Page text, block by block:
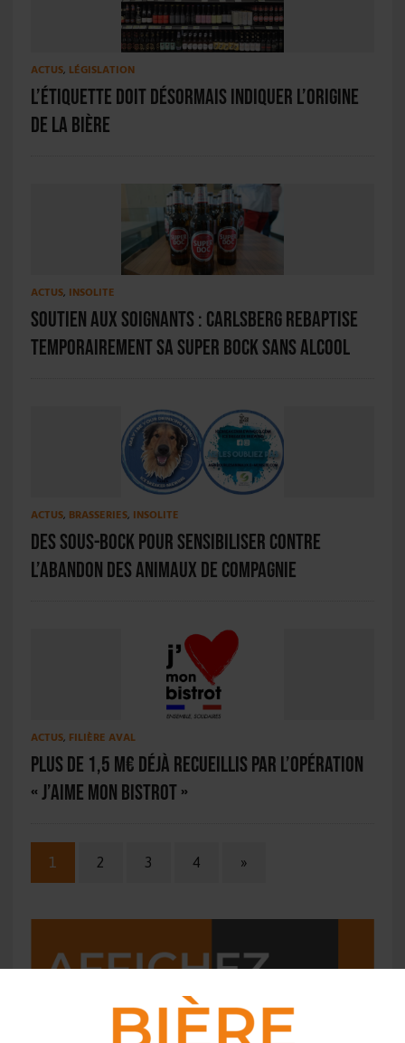
ACTUS, LÉGISLATION
L’étiquette doit désormais indiquer l’origine
de la bière
ACTUS, INSOLITE
Soutien aux soignants : Carlsberg rebaptise
temporairement sa Super Bock sans alcool
ACTUS, BRASSERIES, INSOLITE
Des sous-bock pour sensibiliser contre
l’abandon des animaux de compagnie
ACTUS, FILIÈRE AVAL
Plus de 1,5 M€ déjà recueillis par l’opération
« J’aime mon bistrot »
1 2 3 4 »